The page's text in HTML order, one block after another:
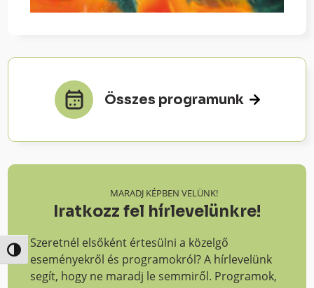
Nagy kontraszt váltása
Összes programunk
MARADJ KÉPBEN VELÜNK!
Iratkozz fel hírlevelünkre!
Szeretnél elsőként értesülni a közelgő
eseményekről és programokról? A hírlevelünk
segít, hogy ne maradj le semmiről. Programok,